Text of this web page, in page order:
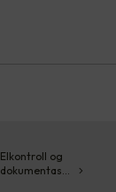
Elkontroll og
dokumentas…